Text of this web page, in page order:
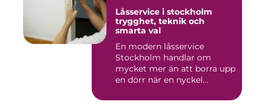
Låsservice i stockholm
trygghet, teknik och
smarta val
En modern låsservice
Stockholm handlar om
mycket mer än att borra upp
en dörr när en nyckel